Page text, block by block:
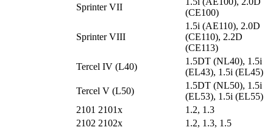
Sprinter VII
(CE100)
Sprinter VIII
1.5i (AE110), 2.0D
(CE110), 2.2D
(CE113)
Tercel IV (L40)
1.5DT (NL40), 1.5i
(EL43), 1.5i (EL45)
Tercel V (L50)
1.5DT (NL50), 1.5i
(EL53), 1.5i (EL55)
2101 2101x
1.2, 1.3
2102 2102x
1.2, 1.3, 1.5